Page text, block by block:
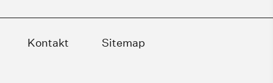
Kontakt Sitemap